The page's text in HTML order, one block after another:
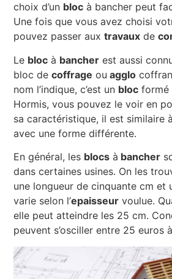
choix d’un bloc à bancher peut
Une fois que vous avez choisi
pouvez passer auxtravaux de
Le bloc à bancher est aussi
bloc decoffrage ou agglo
nom l’indique, c’est un bloc formé
Hormis, vous pouvez le voir en
sa caractéristique, il est similaire
avec une forme différente.
En général, les blocs à bancher
dans certaines usines. On les
une longueur de cinquante cm et
varie selon l’epaisseur voulue.
elle peut atteindre les 25 cm.
peuvent s’osciller entre 25 euros